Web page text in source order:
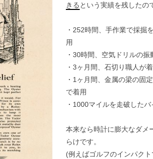
きる という実績を残したの
・252時間、手作業で採掘
用
・30時間、空気ドリルの振
・3ヶ月間、石切り職人が
・1ヶ月間、金属の梁の固
で着用
・1000マイルを走破した
本来なら時計に膨大なダメ
らけです。
(例えばゴルフのインパク